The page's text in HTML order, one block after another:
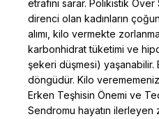
etrafını sarar. Polikistik
direnci olan kadınların
alımı, kilo vermekte
karbonhidrat tüketimi ve
şekeri düşmesi) yaşanabilir.
döngüdür. Kilo
Erken Teşhisin Önemi ve
Sendromu hayatın ilerleyen